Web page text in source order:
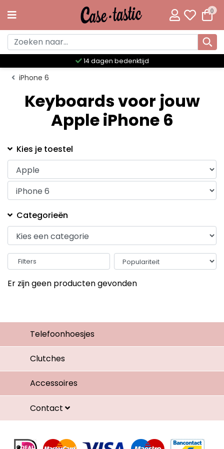
0
14 dagen bedenktijd
iPhone 6
Keyboards voor jouw
Apple iPhone 6
Kies je toestel
Categorieën
Filters
Er zijn geen producten gevonden
Telefoonhoesjes
Clutches
Accessoires
Contact